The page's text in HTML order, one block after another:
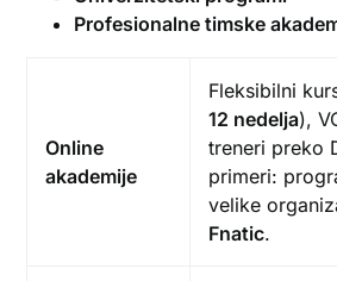
Profesionalne timske
Online
akademije
Fleksibilni
12 nedelja),
treneri preko
primeri:
velike
Fnatic.